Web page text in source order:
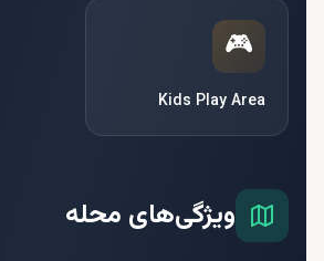
🎮
Kids Play Area
ویژگی‌های محله